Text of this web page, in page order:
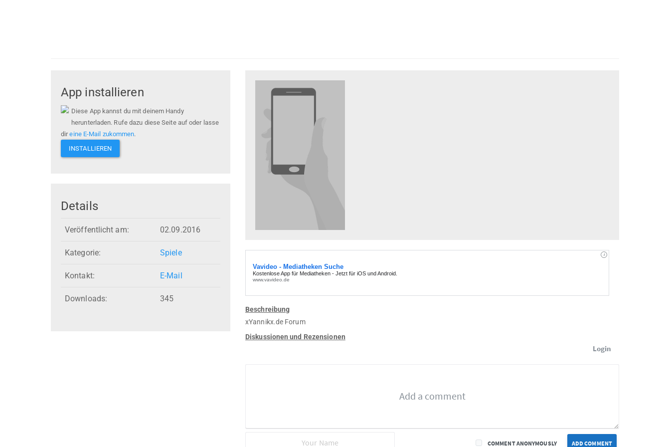
App installieren
Diese App kannst du mit deinem Handy
herunterladen. Rufe dazu diese Seite auf oder lasse
direine E-Mail zukommen.
INSTALLIEREN
Details
Veröffentlicht am: 02.09.2016
Kategorie: Spiele
Kontakt: E-Mail
Downloads: 345
Beschreibung
xYannikx.de Forum
Diskussionen und Rezensionen
Login
ADD COMMENT
COMMENT ANONYMOUSLY